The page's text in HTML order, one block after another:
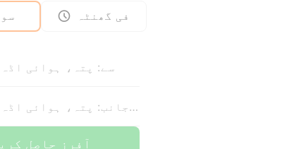
فی گھنٹہ
سے: پتہ، ہوائی
کی جانب: پتہ، ہوائی اڈہ، ہوٹل
آفرز حاصل